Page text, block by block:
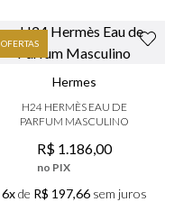
OFERTAS
Hermes
H24 HERMÈS EAU DE
PARFUM MASCULINO
R$ 1 186,00
no PIX
6xde R$ 197,66sem juros